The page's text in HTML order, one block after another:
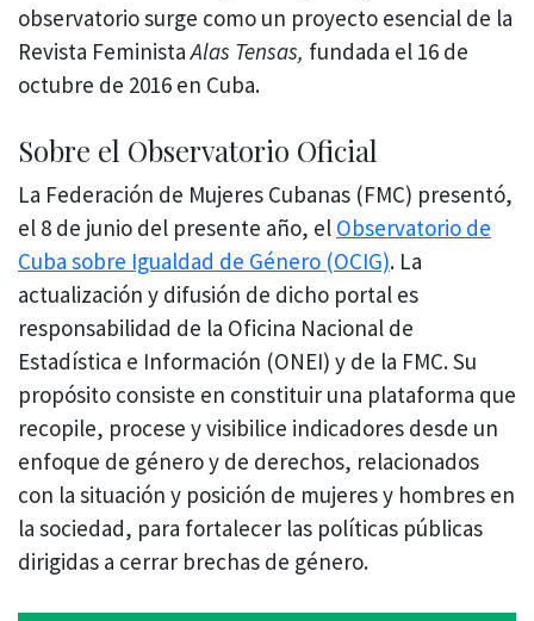
observatorio surge como un proyecto esencial de la
Revista FeministaAlas Tensas, fundada el 16 de
octubre de 2016 en Cuba.
Sobre el Observatorio Oficial
La Federación de Mujeres Cubanas (FMC) presentó,
el 8 de junio del presente año, el Observatorio de
Cuba sobre Igualdad de Género (OCIG). La
actualización y difusión de dicho portal es
responsabilidad de la Oficina Nacional de
Estadística e Información (ONEI) y de la FMC. Su
propósito consiste en constituir una plataforma que
recopile, procese y visibilice indicadores desde un
enfoque de género y de derechos, relacionados
con la situación y posición de mujeres y hombres en
la sociedad, para fortalecer las políticas públicas
dirigidas a cerrar brechas de género.